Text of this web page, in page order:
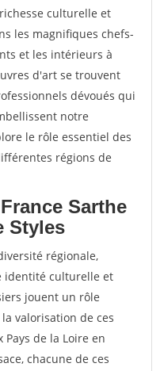
culturelle et
les magnifiques chefs-
et les intérieurs à
d'art se trouvent
dévoués qui
notre
le rôle essentiel des
régions de
Sarthe
Styles
régionale,
identité culturelle et
jouent un rôle
valorisation de ces
de la Loire en
chacune de ces